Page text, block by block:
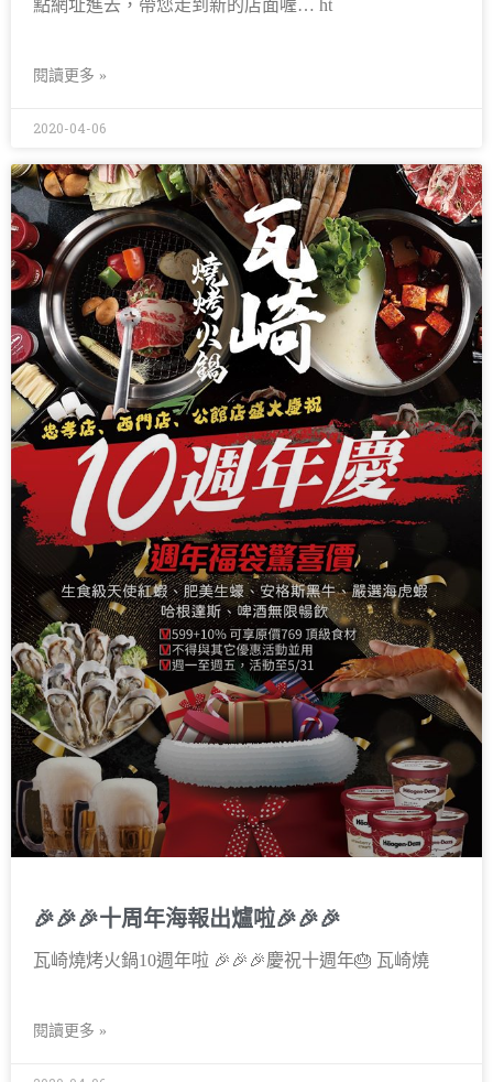
點網址進去，帶您走到新的店面喔… ht
閱讀更多 »
2020-04-06
🎉🎉🎉十周年海報出爐啦🎉🎉🎉
瓦崎燒烤火鍋10週年啦 🎉🎉🎉慶祝十週年🎂 瓦崎燒
閱讀更多 »